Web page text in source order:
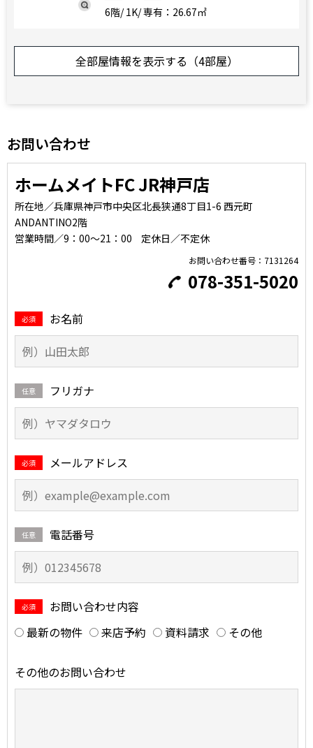
6階 1K 専有：26.67㎡
5.7
管理費：10,000円
追加
全部屋情報を表示する（4部屋）
お問い合わせ
ホームメイトFC JR神戸店
所在地／兵庫県神戸市中央区北長狭通8丁目1-6 西元町
ANDANTINO2階
営業時間／9：00～21：00
定休日／不定休
お問い合わせ番号：7131264
078-351-5020
必須 お名前
任意 フリガナ
必須 メールアドレス
任意 電話番号
必須
お問い合わせ内容
最新の物件
来店予約 資料請求 その他
その他のお問い合わせ